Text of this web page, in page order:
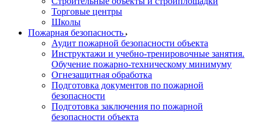
Торговые центры
Школы
Пожарная безопасность
Аудит пожарной безопасности объекта
Инструктажи и учебно-тренировочные занятия.
Обучение пожарно-техническому минимуму
Огнезащитная обработка
Подготовка документов по пожарной
безопасности
Подготовка заключения по пожарной
безопасности объекта